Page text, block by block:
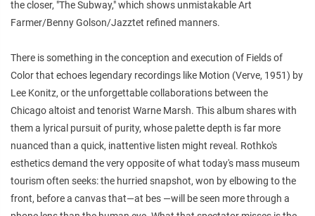
the closer, "The Subway," which shows unmistakable Art
Farmer/Benny Golson/Jazztet refined manners.
There is something in the conception and execution of Fields of
Color that echoes legendary recordings like Motion (Verve, 1951) by
Lee Konitz, or the unforgettable collaborations between the
Chicago altoist and tenorist Warne Marsh. This album shares with
them a lyrical pursuit of purity, whose palette depth is far more
nuanced than a quick, inattentive listen might reveal. Rothko's
esthetics demand the very opposite of what today's mass museum
tourism often seeks: the hurried snapshot, won by elbowing to the
front, before a canvas that—at bes —will be seen more through a